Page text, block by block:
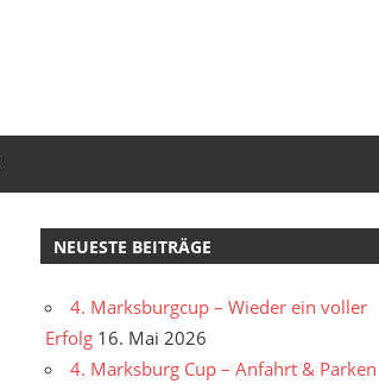
NEUESTE BEITRÄGE
4. Marksburgcup – Wieder ein voller
Erfolg 16. Mai 2026
4. Marksburg Cup – Anfahrt & Parken